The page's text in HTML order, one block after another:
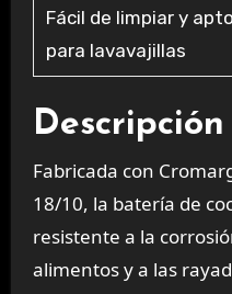
Fácil de limpiar y apto
para lavavajillas
Fabricada con
18/10, la batería de
resistente a la
alimentos y a las